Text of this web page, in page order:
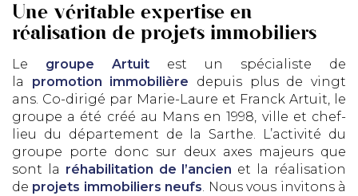
Une véritable expertise en
réalisation de projets immobiliers
Le groupe Artuit est un spécialiste de
la promotion immobilière depuis plus de vingt
ans. Co-dirigé par Marie-Laure et Franck Artuit, le
groupe a été créé au Mans en 1998, ville et chef-
lieu du département de la Sarthe. L’activité du
groupe porte donc sur deux axes majeurs que
sont la réhabilitation de l’ancien et la réalisation
de projets immobiliers neufs. Nous vous invitons à